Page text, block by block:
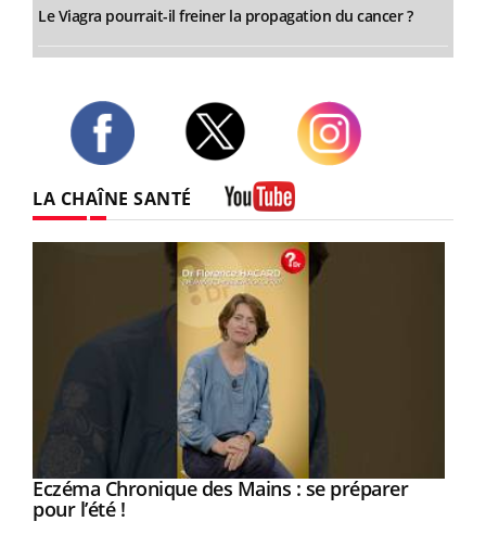
Le Viagra pourrait-il freiner la propagation du cancer ?
LA CHAÎNE SANTÉ
Youtube
Eczéma Chronique des Mains : se préparer
pour l’été !Youtube